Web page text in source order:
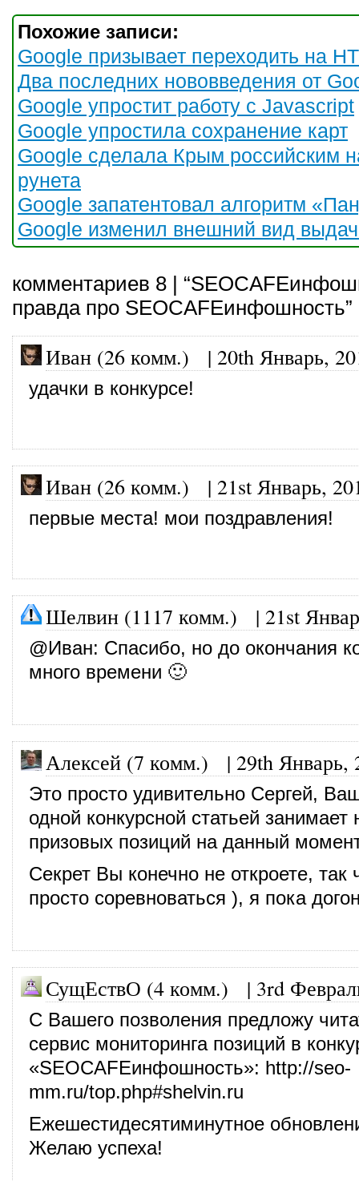
Похожие записи:
Google призывает переходить на
Два последних нововведения от
Google упростит работу с Javascript
Google упростила сохранение карт
Google сделала Крым российским
рунета
Google запатентовал алгоритм
Google изменил внешний вид
комментариев 8 |
правда про SEOCAFEинфошность”
Иван (26 комм.) | 20th Январь,
удачки в конкурсе!
Иван (26 комм.) | 21st Январь,
первые места! мои поздравления!
Шелвин (1117 комм.) | 21st
@Иван: Спасибо, но до окончания
много времени 🙂
Алексей (7 комм.) | 29th Январь,
Это просто удивительно Сергей,
одной конкурсной статьей занимает
призовых позиций на данный
Секрет Вы конечно не откроете, так
просто соревноваться ), я пока
СущЕствО (4 комм.) | 3rd
С Вашего позволения предложу
сервис мониторинга позиций в
«SEOCAFEинфошность»: http://seo-
mm.ru/top.php#shelvin.ru
Ежешестидесятиминутное
Желаю успеха!